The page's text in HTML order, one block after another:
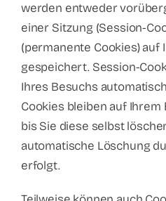
werden entweder
einer Sitzung (Session-
(permanente Cookies) auf
gespeichert. Session-
Ihres Besuchs
Cookies bleiben auf
bis Sie diese selbst
automatische Löschung
erfolgt.